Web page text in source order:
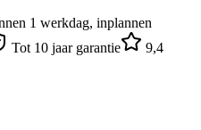
1 werkdag, inplannen
Tot 10 jaar garantie
9,4